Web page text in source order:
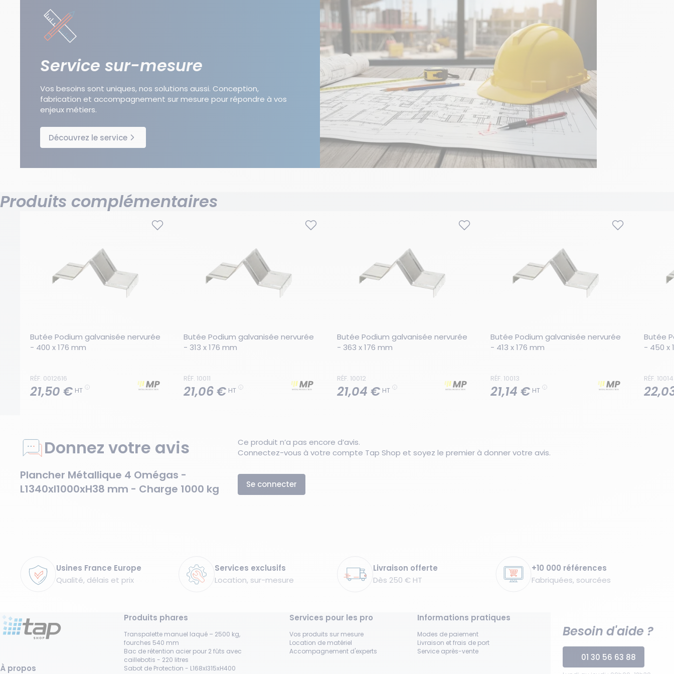
Service sur-mesure
Vos besoins sont uniques, nos solutions aussi. Conception,
fabrication et accompagnement sur mesure pour répondre à vos
enjeux métiers.
Découvrez le service
Produits complémentaires
Butée Podium galvanisée nervurée
- 400 x 176 mm
RÉF. 0012616
21,50 € HT
Butée Podium galvanisée nervurée
- 313 x 176 mm
RÉF. 10011
21,06 € HT
Butée Podium galvanisée nervurée
- 363 x 176 mm
RÉF. 10012
21,04 € HT
Butée Podium galvanisée nervurée
- 413 x 176 mm
RÉF. 10013
21,14 € HT
Butée
- 450 x
RÉF. 10014
Donnez votre avis
Plancher Métallique 4 Omégas -
L1340xl1000xH38 mm - Charge 1000 kg
Ce produit n’a pas encore d’avis.
Connectez-vous à votre compte Tap Shop et soyez le premier à donner votre avis.
Se connecter
Usines France Europe
Qualité, délais et prix
Services exclusifs
Location, sur-mesure
Livraison offerte
Dès 250 € HT
+10 000 références
Fabriquées, sourcées
À propos
Produits phares
Transpalette manuel laqué – 2500 kg,
fourches 540 mm
Bac de rétention acier pour 2 fûts avec
caillebotis - 220 litres
Sabot de Protection - L168xl315xH400
Services pour les pro
Vos produits sur mesure
Location de matériel
Accompagnement d'experts
Informations pratiques
Modes de paiement
Livraison et frais de port
Service après-vente
Besoin d'aide ?
01 30 56 63 88